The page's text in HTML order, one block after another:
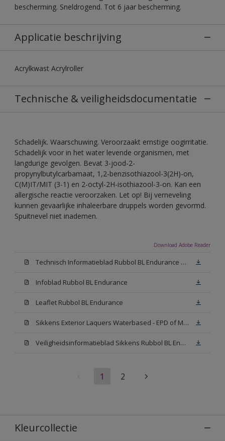
bescherming. Sneldrogend. Tot 6 jaar bescherming.
Applicatie beschrijving
Acrylkwast Acrylroller
Technische & veiligheidsdocumentatie
Schadelijk. Waarschuwing. Veroorzaakt ernstige oogirritatie.
Schadelijk voor in het water levende organismen, met
langdurige gevolgen. Bevat 3-jood-2-
propynylbutylcarbamaat, 1,2-benzisothiazool-3(2H)-on,
C(M)IT/MIT (3-1) en 2-octyl-2H-isothiazool-3-on. Kan een
allergische reactie veroorzaken. Let op! Bij verneveling
kunnen gevaarlijke inhaleerbare druppels worden gevormd.
Spuitnevel niet inademen.
Download Adobe Reader
Technisch Informatieblad Rubbol BL Endurance HG (PDF)
Infoblad Rubbol BL Endurance
Leaflet Rubbol BL Endurance
Sikkens Exterior Laquers Waterbased - EPD of Milieuproductverklaring
Veiligheidsinformatieblad Sikkens Rubbol BL Endurance High Gloss N00 (MSDS)
1 2
Kleurcollectie